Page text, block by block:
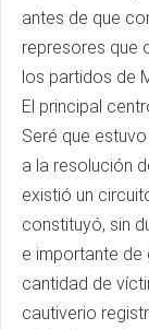
antes de que
represores que
los partidos de
El principal
Seré que
a la resolución
existió un
constituyó, sin
e importante de
cantidad de
cautiverio